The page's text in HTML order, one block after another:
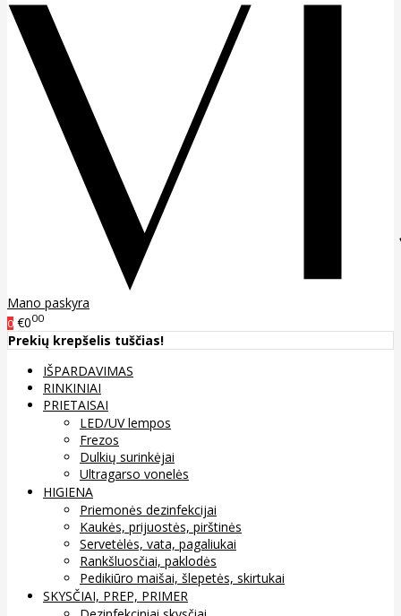
Mano paskyra
0 €000
Prekių krepšelis tuščias!
IŠPARDAVIMAS
RINKINIAI
PRIETAISAI
LED/UV lempos
Frezos
Dulkių surinkėjai
Ultragarso vonelės
HIGIENA
Priemonės dezinfekcijai
Kaukės, prijuostės, pirštinės
Servetėlės, vata, pagaliukai
Rankšluosčiai, paklodės
Pedikiūro maišai, šlepetės, skirtukai
SKYSČIAI, PREP, PRIMER